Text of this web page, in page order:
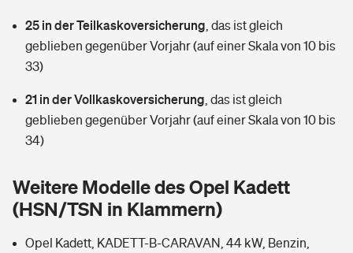
Sie haben Fragen?
Restkreditversicherung
Zur Übersicht
Tools
Wer versichert was: Jetzt Versicherer finden
Hundehalter-Haftpflicht
Handyversicherung
Musikinstrumentenversicherung
Tools
Wer versichert was: Jetzt Versicherer finden
Sie haben Fragen?
Rentenrechner: Wie viel Geld bekomme ich im Alter?
25 in der Teilkaskoversicherung das ist gleich
geblieben gegenüber Vorjahr (auf einer Skala von 10 bis
33)
21 in der Vollkaskoversicherung das ist gleich
geblieben gegenüber Vorjahr (auf einer Skala von 10 bis
34)
Weitere Modelle des Opel Kadett
(HSN/TSN in Klammern)
Opel Kadett, KADETT-B-CARAVAN, 44 kW, Benzin,